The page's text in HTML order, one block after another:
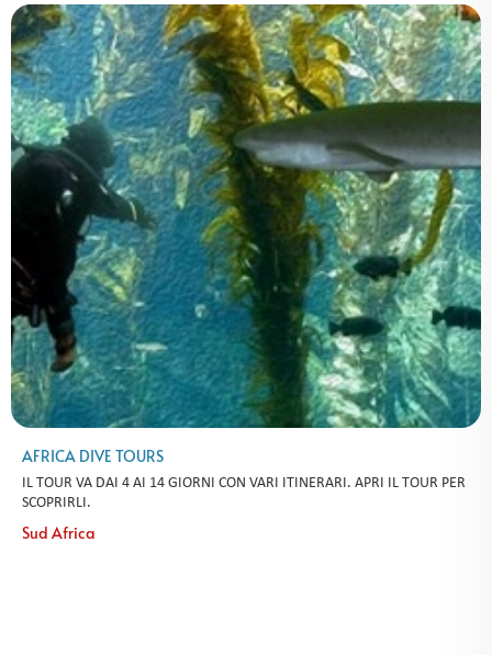
AFRICA DIVE TOURS
IL TOUR VA DAI 4 AI 14 GIORNI CON VARI ITINERARI. APRI IL TOUR PER
SCOPRIRLI.
Sud Africa